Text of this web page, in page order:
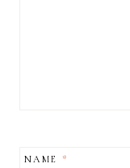
NAME *